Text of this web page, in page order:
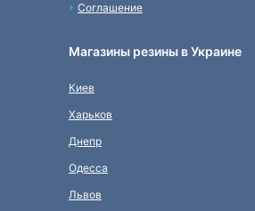
Соглашение
Магазины резины в Украине
Киев
Харьков
Днепр
Одесса
Львов